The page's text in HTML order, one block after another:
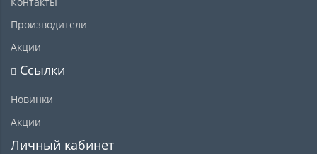
Производители
Акции
Ссылки
Новинки
Акции
Личный кабинет